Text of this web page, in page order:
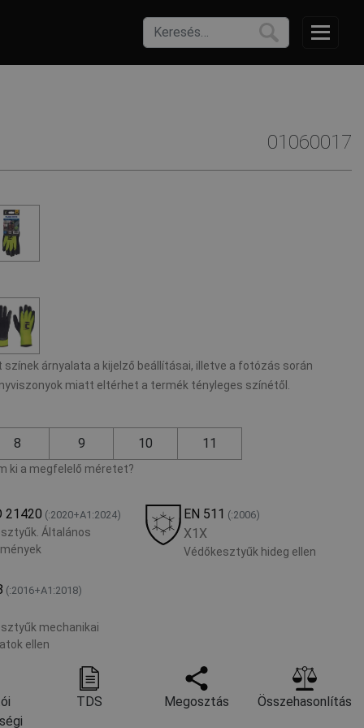
01060017
árnyalata a kijelző beállításai, illetve a fotózás során
miatt eltérhet a termék tényleges színétől.
8 9 10 11
ki a megfelelő méretet?
21420 (:2020+A1:2024)
Általános
EN 511 (:2006)
X1X
Védőkesztyűk hideg ellen
(:2016+A1:2018)
mechanikai
ellen
TDS Megosztás Összehasonlítás